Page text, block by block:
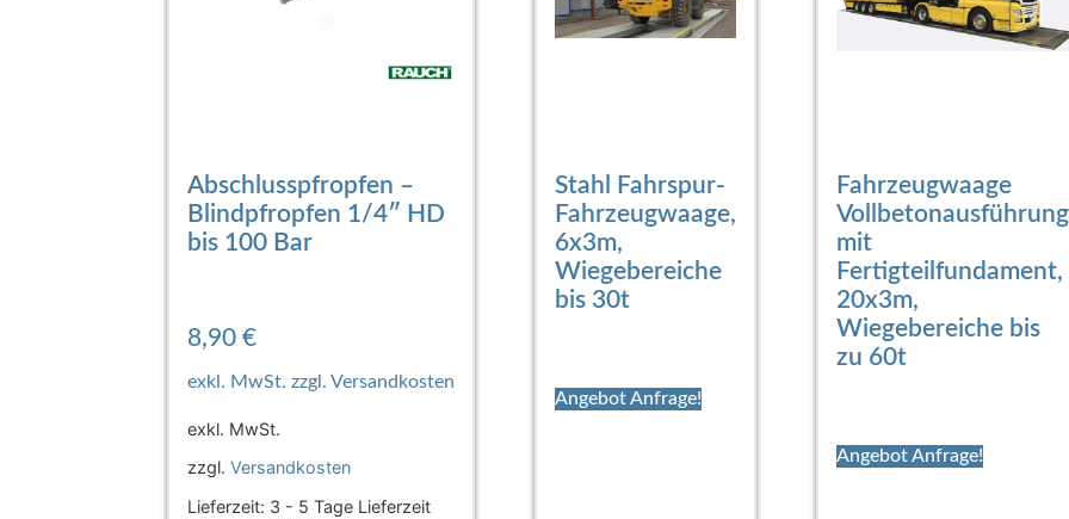
Abschlusspfropfen –
Blindpfropfen 1/4″ HD
bis 100 Bar
8,90 €
exkl. MwSt.
zzgl. Versandkosten
Lieferzeit: 3 - 5 Tage Lieferzeit
Stahl Fahrspur-
Fahrzeugwaage,
6x3m,
Wiegebereiche
bis 30t
Angebot Anfrage!
Fahrzeugwaage
Vollbetonausführung
mit
Fertigteilfundament,
20x3m,
Wiegebereiche bis
zu 60t
Angebot Anfrage!